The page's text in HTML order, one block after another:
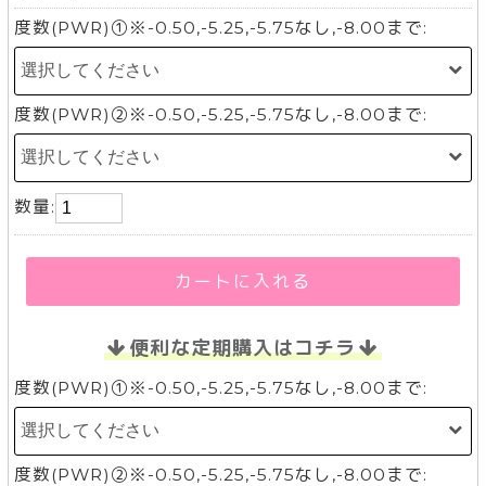
度数(PWR)①※-0.50,-5.25,-5.75なし,-8.00まで:
度数(PWR)②※-0.50,-5.25,-5.75なし,-8.00まで:
数量:
カートに入れる
便利な定期購入はコチラ
度数(PWR)①※-0.50,-5.25,-5.75なし,-8.00まで:
度数(PWR)②※-0.50,-5.25,-5.75なし,-8.00まで: